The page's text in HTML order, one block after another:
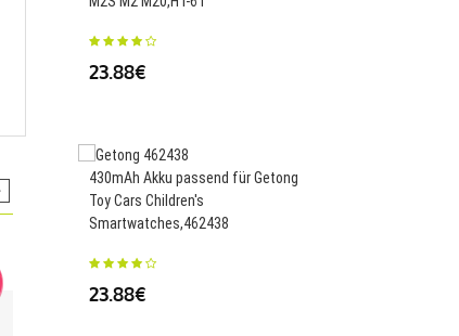
Ersatnetzteil Für Dell Optiplex
23.88€
430mAh Akku passend für Getong
Toy Cars Children's
Smartwatches,462438
23.88€